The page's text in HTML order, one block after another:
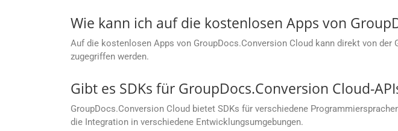
Wie kann ich auf die kostenlosen Apps von
Auf die kostenlosen Apps von GroupDocs.Conversion Cloud kann direkt von
zugegriffen werden.
Gibt es SDKs für GroupDocs.Conversion Cloud-
GroupDocs.Conversion Cloud bietet SDKs für verschiedene
die Integration in verschiedene Entwicklungsumgebungen.